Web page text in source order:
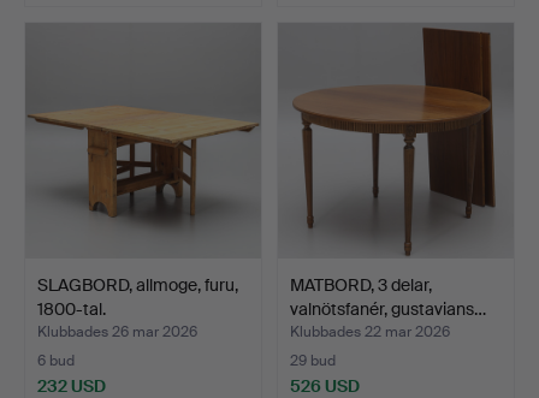
SLAGBORD, allmoge, furu,
1800-tal.
Klubbades 26 mar 2026
6 bud
232 USD
MATBORD, 3 delar,
valnötsfanér, gustavians…
Klubbades 22 mar 2026
29 bud
526 USD